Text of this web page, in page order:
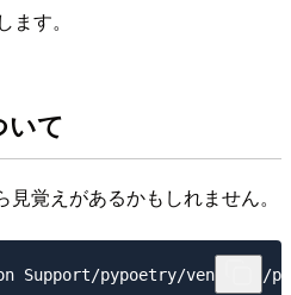
す。
いて
覚えがあるかもしれません。
Support/pypoetry/venv/lib/